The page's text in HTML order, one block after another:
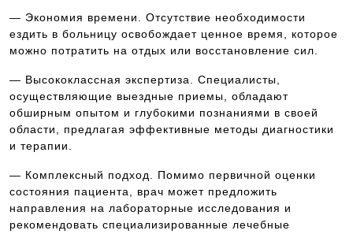
— Экономия времени. Отсутствие необходимости
ездить в больницу освобождает ценное время, которое
можно потратить на отдых или восстановление сил.
— Высококлассная экспертиза. Специалисты,
осуществляющие выездные приемы, обладают
обширным опытом и глубокими познаниями в своей
области, предлагая эффективные методы диагностики
и терапии.
— Комплексный подход. Помимо первичной оценки
состояния пациента, врач может предложить
направления на лабораторные исследования и
рекомендовать специализированные лечебные